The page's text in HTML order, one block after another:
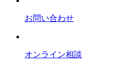
お問い合わせ
オンライン相談